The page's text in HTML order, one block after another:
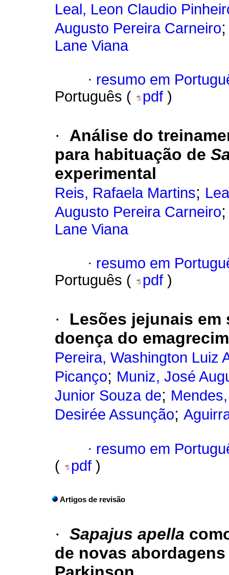
Leal, Leon Claudio
Augusto Pereira Carneiro
Lane Viana
· resumo em
Português (
pdf )
·
Análise do
para habituação de
experimental
Reis, Rafaela Martins;
Augusto Pereira Carneiro
Lane Viana
· resumo em
Português (
pdf )
·
Lesões jejunais
doença do
Pereira, Washington Luiz
Picanço; Muniz, José
Junior Souza de;
Desirée Assunção;
· resumo em
(
pdf )
Artigos de revisão
· Sapajus apella
de novas